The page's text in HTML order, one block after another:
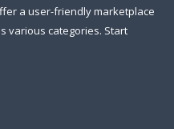
a user-friendly marketplace
various categories. Start